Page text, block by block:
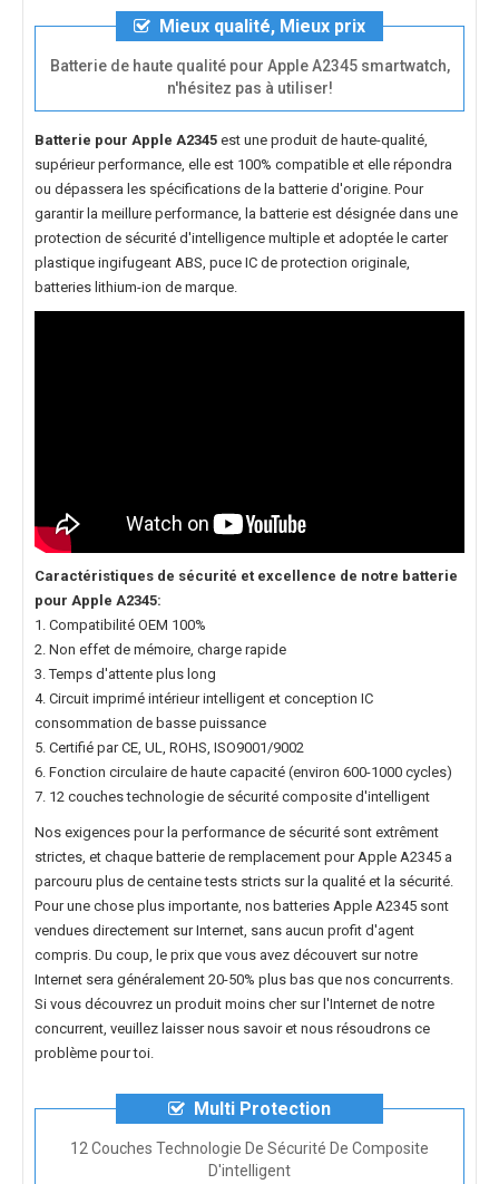
Mieux qualité, Mieux prix
Batterie de haute qualité pour Apple A2345 smartwatch,
n'hésitez pas à utiliser!
Batterie pour Apple A2345 est une produit de haute-qualité,
supérieur performance, elle est 100% compatible et elle répondra
ou dépassera les spécifications de la batterie d'origine. Pour
garantir la meillure performance, la batterie est désignée dans une
protection de sécurité d'intelligence multiple et adoptée le carter
plastique ingifugeant ABS, puce IC de protection originale,
batteries lithium-ion de marque.
Caractéristiques de sécurité et excellence de notre batterie
pour Apple A2345:
1. Compatibilité OEM 100%
2. Non effet de mémoire, charge rapide
3. Temps d'attente plus long
4. Circuit imprimé intérieur intelligent et conception IC
consommation de basse puissance
5. Certifié par CE, UL, ROHS, ISO9001/9002
6. Fonction circulaire de haute capacité (environ 600-1000 cycles)
7. 12 couches technologie de sécurité composite d'intelligent
Nos exigences pour la performance de sécurité sont extrêment
strictes, et chaque batterie de remplacement pour Apple A2345 a
parcouru plus de centaine tests stricts sur la qualité et la sécurité.
Pour une chose plus importante, nos batteries Apple A2345 sont
vendues directement sur Internet, sans aucun profit d'agent
compris. Du coup, le prix que vous avez découvert sur notre
Internet sera généralement 20-50% plus bas que nos concurrents.
Si vous découvrez un produit moins cher sur l'Internet de notre
concurrent, veuillez laisser nous savoir et nous résoudrons ce
problème pour toi.
Multi Protection
12 Couches Technologie De Sécurité De Composite
D'intelligent